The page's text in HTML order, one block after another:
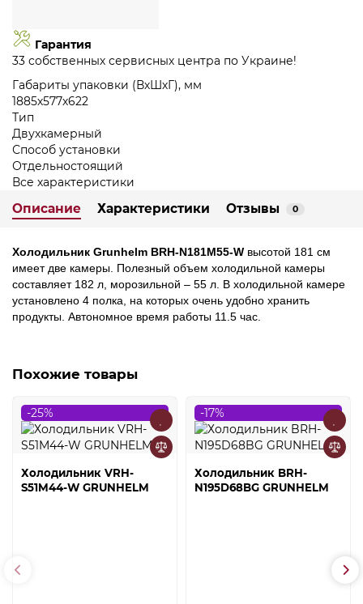
Гарантия
33 собственных сервисных центра по Украине!
Габариты упаковки (ВхШхГ), мм
1885х577х622
Тип
Двухкамерный
Способ установки
Отдельностоящий
Все характеристики
Описание Характеристики Отзывы 0
Холодильник Grunhelm BRH-N181М55-W высотой 181 см
имеет две камеры. Полезный объем холодильной камеры
составляет 182 л, морозильной – 55 л. В холодильной камере
установлено 4 полка, на которых очень удобно хранить
продукты. Автономное время работы 11.5 час.
Похожие товары
-25%
Холодильник VRH-
S51M44-W GRUNHELM
-17%
Холодильник BRH-
N195D68BG GRUNHELM